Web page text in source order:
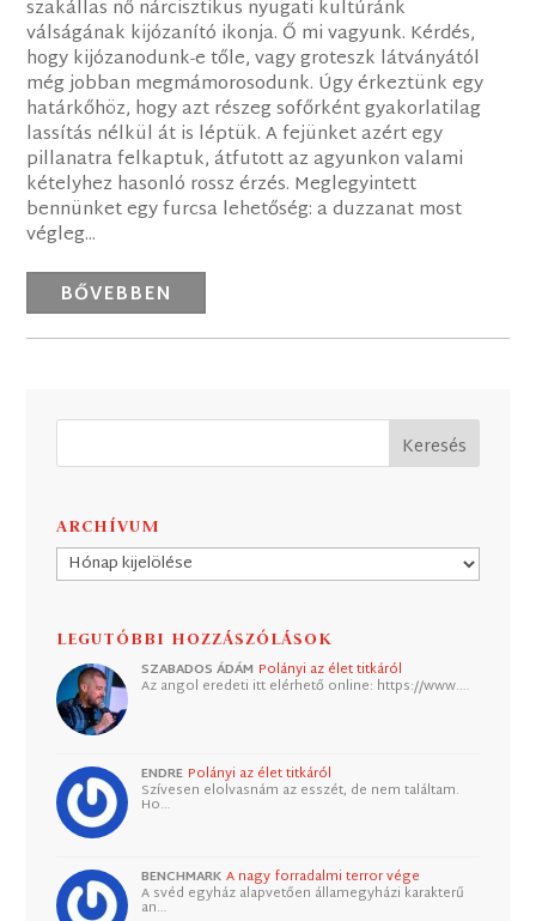
szakállas nő nárcisztikus nyugati kultúránk
válságának kijózanító ikonja. Ő mi vagyunk. Kérdés,
hogy kijózanodunk-e tőle, vagy groteszk látványától
még jobban megmámorosodunk. Úgy érkeztünk egy
határkőhöz, hogy azt részeg sofőrként gyakorlatilag
lassítás nélkül át is léptük. A fejünket azért egy
pillanatra felkaptuk, átfutott az agyunkon valami
kételyhez hasonló rossz érzés. Meglegyintett
bennünket egy furcsa lehetőség: a duzzanat most
végleg...
BŐVEBBEN
ARCHÍVUM
Archívum
LEGUTÓBBI HOZZÁSZÓLÁSOK
SZABADOS ÁDÁM Polányi az élet titkáról
Az angol eredeti itt elérhető online: https://www.…
ENDRE Polányi az élet titkáról
Szívesen elolvasnám az esszét, de nem találtam.
Ho…
BENCHMARK A nagy forradalmi terror vége
A svéd egyház alapvetően államegyházi karakterű
an…